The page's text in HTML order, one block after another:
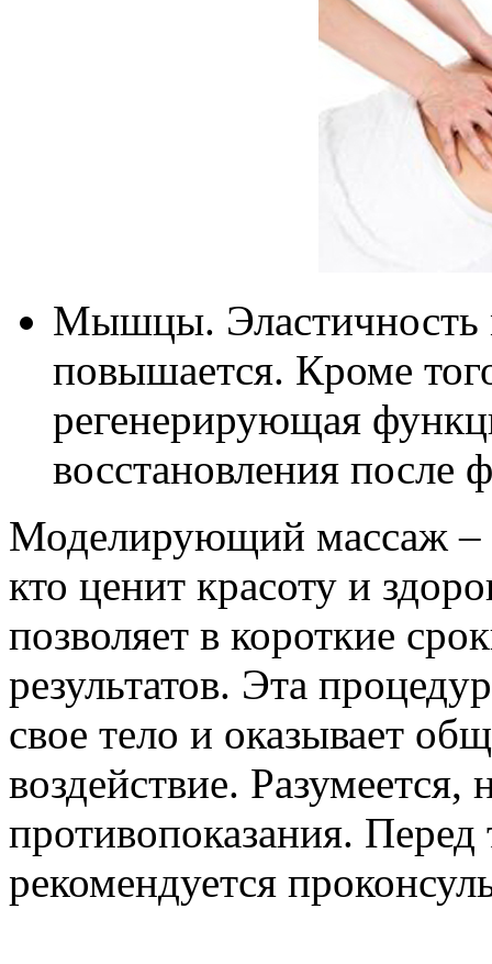
Мышцы.
повышается. Кроме
регенерирующая
восстановления после
Моделирующий массаж –
кто ценит красоту и
позволяет в короткие
результатов. Эта
свое тело и оказывает
воздействие. Разумеется,
противопоказания.
рекомендуется